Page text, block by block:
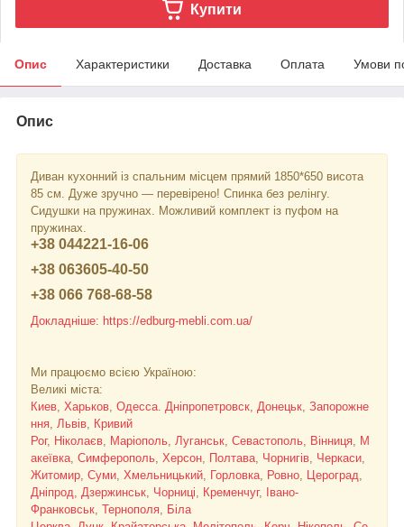
Купити
Опис Характеристики Доставка Оплата Умови
Опис
Диван кухонний із спальним місцем прямий 1850*650 висота
85 см. Дуже зручно — перевірено! Спинка без релінгу.
Сидушки на пружинах. Можливий комплект із пуфом на
пружинах.
+38 044221-16-06
+38 063605-40-50
+38 066 768-68-58
Докладніше: https://edburg-mebli.com.ua/
Ми працюємо всією Україною:
Великі міста:
Киев Харьков Одесса Дніпропетровск Донецьк Запорожне
ння Львів Кривий
Рог, Ніколаєв Маріополь Луганськ Севастополь Вінниця М
акеївка Симферополь Херсон Полтава Чорнигів Черкаси
Житомир Суми Хмельницький Горловка Ровно Цероград
Дніпрод, Дзержинськ Чорниці Кременчуг, Івано-
Франковськ Тернополя Біла